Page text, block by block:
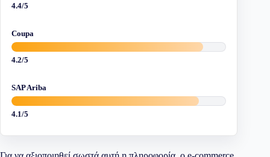
4.4/5
Coupa
4.2/5
SAP Ariba
4.1/5